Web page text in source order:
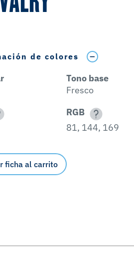
de colores
Tono base
Fresco
RGB
81, 144, 169
ficha al carrito